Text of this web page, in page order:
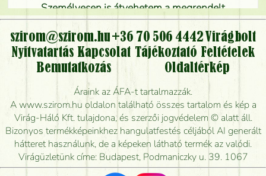
Személyesen is átvehetem a megrendelt
virágcsokrot, vagy csak virágküldéssel, kiszállítással
kérhető?
Vidékre is lehet rendelni?
Meddig rendelhetek virágküldést úgy, hogy még ma
kiszállítsák?
Mennyire gyorsan tudják elkészíteni a csokrot, és
mikor tudják leghamarabb kiszállítani?
Vörös rózsát keresek, van önöknél?
szirom@szirom.hu +36 70 506 4442 Virágbolt
Nyitvatartás Kapcsolat Tájékoztató Feltételek
Bemutatkozás
Oldaltérkép
Áraink az ÁFA-t tartalmazzák.
A www.szirom.hu oldalon található összes tartalom és kép a
Virág-Háló Kft. tulajdona, és szerzői jogvédelem © alatt áll.
Bizonyos termékképeinkhez hangulatfestés céljából AI generált
hátteret használunk, de a képeken látható termék az valódi.
Virágüzletünk címe: Budapest, Podmaniczky u. 39. 1067